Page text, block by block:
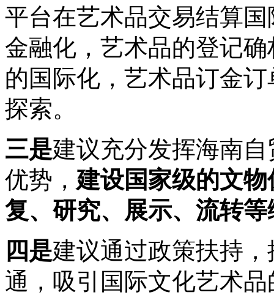
平台在艺术品交易结算
金融化，艺术品的登记
的国际化，艺术品订金
探索。
三是建议充分发挥海南
优势， 建设国家级的文
复、研究、展示、流转
四是建议通过政策扶持
通，吸引国际文化艺术